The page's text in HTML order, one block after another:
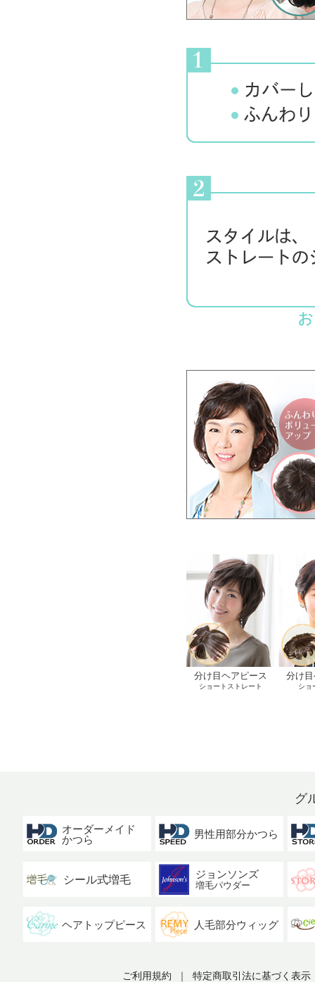
分け目ヘアピース
ショートストレート
分け
ショ
グ
オーダーメイド
かつら
男性用部分かつら
シール式増毛 ジョンソンズ
増毛パウダー
ヘアトップピース 人毛部分ウィッグ
ご利用規約 ｜ 特定商取引法に基づく表示